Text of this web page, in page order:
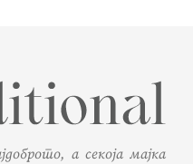
а секоја мајка